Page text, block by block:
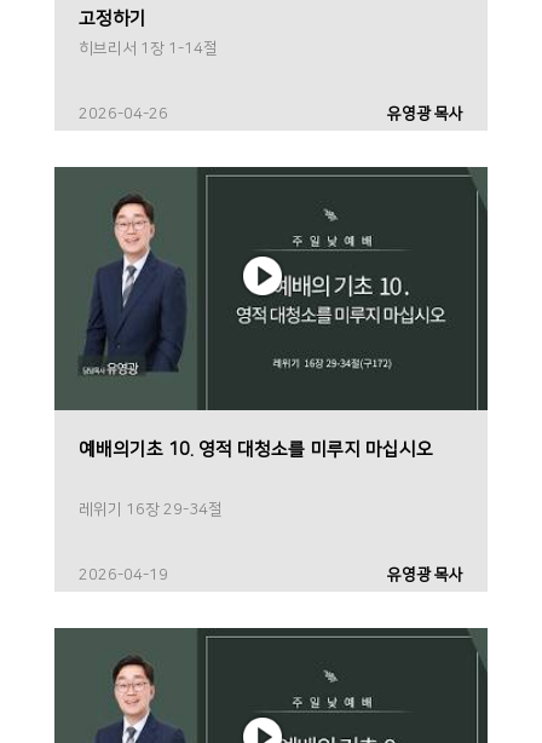
고정하기
히브리서 1장 1-14절
2026-04-26 유영광 목사
예배의기초 10. 영적 대청소를 미루지 마십시오
레위기 16장 29-34절
2026-04-19 유영광 목사